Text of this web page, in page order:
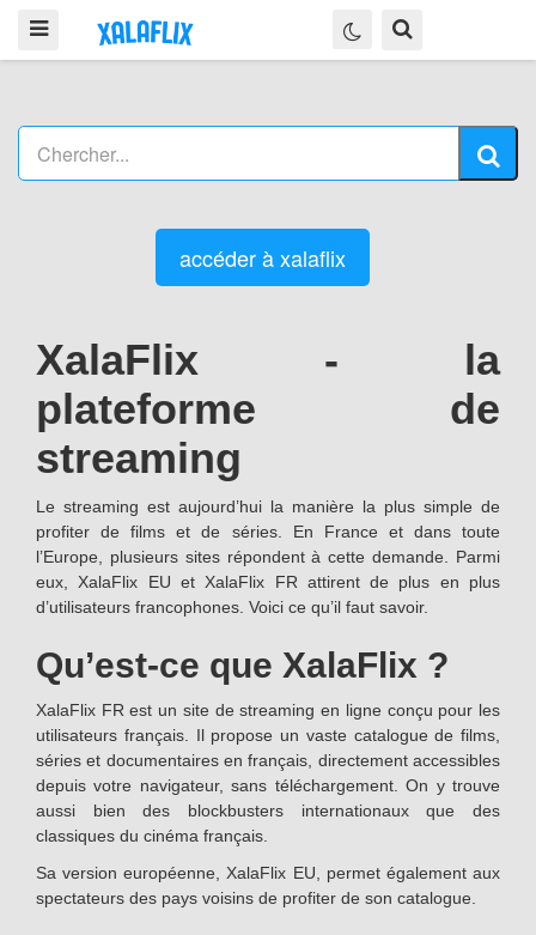
accéder à xalaflix
XalaFlix - la
plateforme de
streaming
Le streaming est aujourd’hui la manière la plus simple de
profiter de films et de séries. En France et dans toute
l’Europe, plusieurs sites répondent à cette demande. Parmi
eux, XalaFlix EU et XalaFlix FR attirent de plus en plus
d’utilisateurs francophones. Voici ce qu’il faut savoir.
Qu’est-ce que XalaFlix ?
XalaFlix FR est un site de streaming en ligne conçu pour les
utilisateurs français. Il propose un vaste catalogue de films,
séries et documentaires en français, directement accessibles
depuis votre navigateur, sans téléchargement. On y trouve
aussi bien des blockbusters internationaux que des
classiques du cinéma français.
Sa version européenne, XalaFlix EU, permet également aux
spectateurs des pays voisins de profiter de son catalogue.